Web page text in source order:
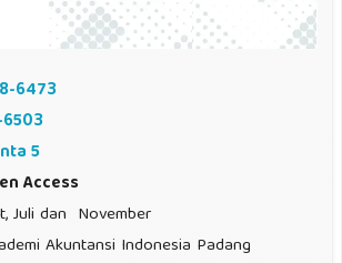
6473
5
Access
Juli dan November
Akuntansi Indonesia Padang